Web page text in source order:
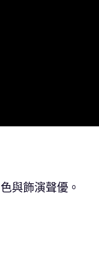
與飾演聲優。